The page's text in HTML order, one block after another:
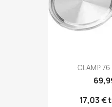
CLAMP
17,03 €